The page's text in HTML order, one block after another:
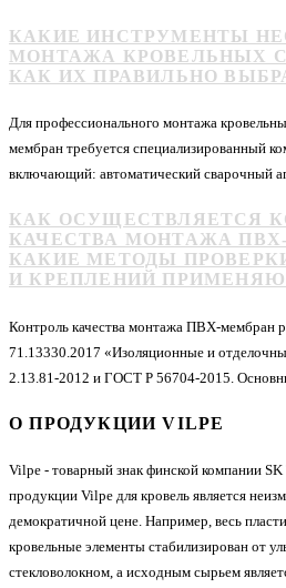
КАКИЕ ИНСТРУМЕНТЫ
МОНТАЖА КРОВЕЛЬНЫХ
КАК ИХ ПРАВИЛЬНО
Для профессионального монтажа
мембран требуется специализированный
включающий: автоматический сварочный
КАК ОСУЩЕСТВЛЯЕТСЯ
КАЧЕСТВА МОНТАЖА
КАКИЕ МЕТОДЫ
И КРЕПЛЕНИЙ
Контроль качества монтажа ПВХ-мембран
71.13330.2017 «Изоляционные и
2.13.81-2012 и ГОСТ Р 56704-2015.
О ПРОДУКЦИИ VILPE
Vilpe - товарный знак финской компании
продукции Vilpe для кровель является
демократичной цене. Например, весь
кровельные элементы стабилизирован от
стекловолокном, а исходным сырьем